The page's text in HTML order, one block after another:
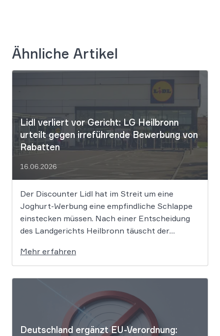
Ähnliche Artikel
Lidl verliert vor Gericht: LG Heilbronn
urteilt gegen irreführende Bewerbung von
Rabatten
16.06.2026
Der Discounter Lidl hat im Streit um eine
Joghurt-Werbung eine empfindliche Schlappe
einstecken müssen. Nach einer Entscheidung
des Landgerichts Heilbronn täuscht der
Produkte als „Aktion“ mit massiven Rabatten
bewirbt, die Preise in Wahrheit aber nie zuvor
selbst verlangt hat. Das Urteil setzt klare
Mehr erfahren
Deutschland ergänzt EU-Verordnung: